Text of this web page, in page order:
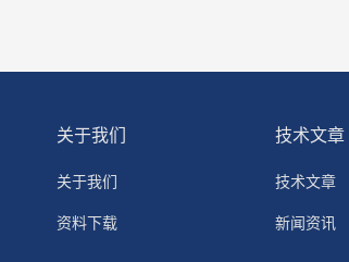
关于我们
关于我们
资料下载
技术文章
技术文章
新闻资讯